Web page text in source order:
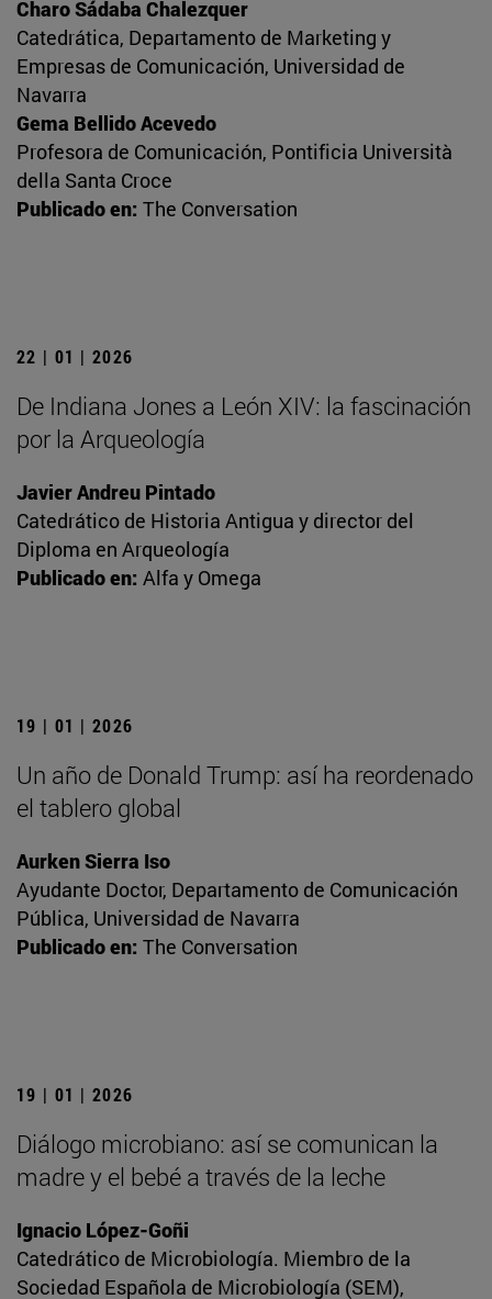
Charo Sádaba Chalezquer
Catedrática, Departamento de Marketing y
Empresas de Comunicación, Universidad de
Navarra
Gema Bellido Acevedo
Profesora de Comunicación, Pontificia Università
della Santa Croce
Publicado en: The Conversation
22 | 01 | 2026
De Indiana Jones a León XIV: la fascinación
por la Arqueología
Javier Andreu Pintado
Catedrático de Historia Antigua y director del
Diploma en Arqueología
Publicado en: Alfa y Omega
19 | 01 | 2026
Un año de Donald Trump: así ha reordenado
el tablero global
Aurken Sierra Iso
Ayudante Doctor, Departamento de Comunicación
Pública, Universidad de Navarra
Publicado en: The Conversation
19 | 01 | 2026
Diálogo microbiano: así se comunican la
madre y el bebé a través de la leche
Ignacio López-Goñi
Catedrático de Microbiología. Miembro de la
Sociedad Española de Microbiología (SEM),